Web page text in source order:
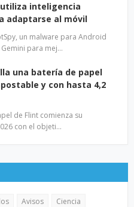
inteligencia
adaptarse al móvil
un malware para Android
para mej…
una batería de papel
y con hasta 4,2
de Flint comienza su
con el objeti…
Avisos
Ciencia